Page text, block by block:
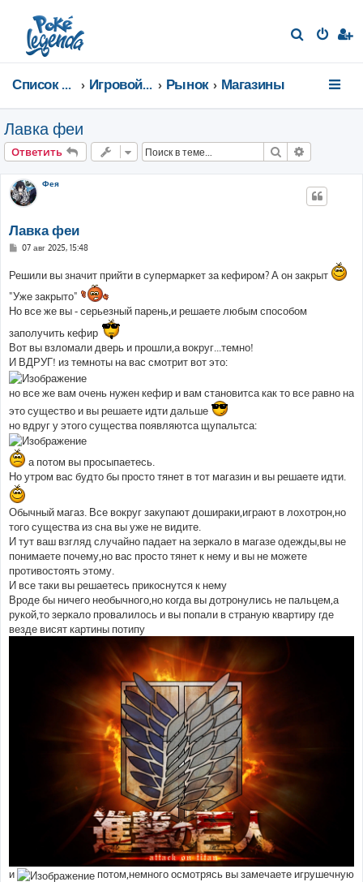
Список форумов Игровой мир Рынок Магазины
Лавка феи
Ответить Поиск
Фея
Лавка феи
С
б
е
и
07 авг 2025, 15:48
Решили вы значит прийти в супермаркет за кефиром? А он закрыт
"Уже закрыто"
Но все же вы - серьезный парень,и решаете любым способом
заполучить кефир
Вот вы взломали дверь и прошли,а вокруг...темно!
И ВДРУГ! из темноты на вас смотрит вот это:
но все же вам очень нужен кефир и вам становитса как то все равно на
это существо и вы решаете идти дальше
но вдруг у этого существа появляютса щупальтса:
а потом вы просыпаетесь.
Но утром вас будто бы просто тянет в тот магазин и вы решаете идти.
Обычный магаз. Все вокруг закупают дошираки,играют в лохотрон,но
того существа из сна вы уже не видите.
И тут ваш взгляд случайно падает на зеркало в магазе одежды,вы не
понимаете почему,но вас просто тянет к нему и вы не можете
противостоять этому.
И все таки вы решаетесь прикоснутся к нему
Вроде бы ничего необычного,но когда вы дотронулись не пальцем,а
рукой,то зеркало провалилось и вы попали в страную квартиру где
везде висят картины потипу
и
потом,немного осмотрясь вы замечаете игрушечную